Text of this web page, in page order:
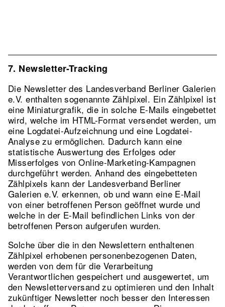
7. Newsletter-Tracking
Die Newsletter des Landesverband Berliner Galerien
e.V. enthalten sogenannte Zählpixel. Ein Zählpixel ist
eine Miniaturgrafik, die in solche E-Mails eingebettet
wird, welche im HTML-Format versendet werden, um
eine Logdatei-Aufzeichnung und eine Logdatei-
Analyse zu ermöglichen. Dadurch kann eine
statistische Auswertung des Erfolges oder
Misserfolges von Online-Marketing-Kampagnen
durchgeführt werden. Anhand des eingebetteten
Zählpixels kann der Landesverband Berliner
Galerien e.V. erkennen, ob und wann eine E-Mail
von einer betroffenen Person geöffnet wurde und
welche in der E-Mail befindlichen Links von der
betroffenen Person aufgerufen wurden.
Solche über die in den Newslettern enthaltenen
Zählpixel erhobenen personenbezogenen Daten,
werden von dem für die Verarbeitung
Verantwortlichen gespeichert und ausgewertet, um
den Newsletterversand zu optimieren und den Inhalt
zukünftiger Newsletter noch besser den Interessen